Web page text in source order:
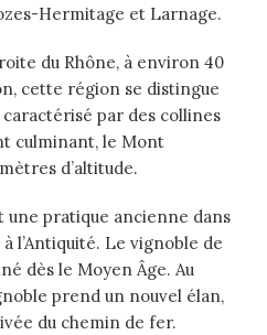
Hermitage et Larnage.
du Rhône, à environ 40
cette région se distingue
par des collines
culminant, le Mont
d’altitude.
une pratique ancienne dans
l’Antiquité. Le vignoble de
dès le Moyen Âge. Au
prend un nouvel élan,
du chemin de fer.